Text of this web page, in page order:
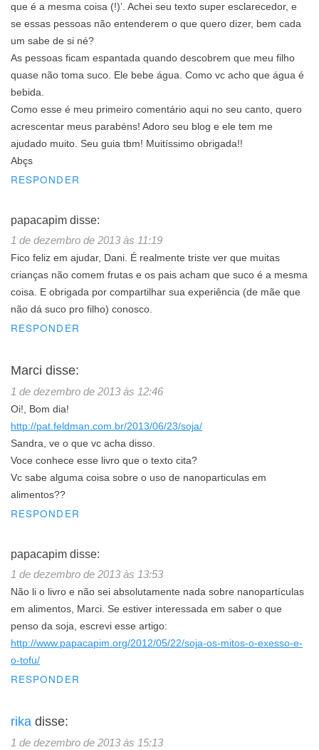
que é a mesma coisa (!)’. Achei seu texto super esclarecedor, e
se essas pessoas não entenderem o que quero dizer, bem cada
um sabe de si né?
As pessoas ficam espantada quando descobrem que meu filho
quase não toma suco. Ele bebe água. Como vc acho que água é
bebida.
Como esse é meu primeiro comentário aqui no seu canto, quero
acrescentar meus parabéns! Adoro seu blog e ele tem me
ajudado muito. Seu guia tbm! Muitíssimo obrigada!!
Abçs
RESPONDER
papacapim disse:
1 de dezembro de 2013 às 11:19
Fico feliz em ajudar, Dani. É realmente triste ver que muitas
crianças não comem frutas e os pais acham que suco é a mesma
coisa. E obrigada por compartilhar sua experiência (de mãe que
não dá suco pro filho) conosco.
RESPONDER
Marci disse:
1 de dezembro de 2013 às 12:46
Oi!, Bom dia!
http://pat.feldman.com.br/2013/06/23/soja/
Sandra, ve o que vc acha disso.
Voce conhece esse livro que o texto cita?
Vc sabe alguma coisa sobre o uso de nanoparticulas em
alimentos??
RESPONDER
papacapim disse:
1 de dezembro de 2013 às 13:53
Não li o livro e não sei absolutamente nada sobre nanopartículas
em alimentos, Marci. Se estiver interessada em saber o que
penso da soja, escrevi esse artigo:
http://www.papacapim.org/2012/05/22/soja-os-mitos-o-exesso-e-
o-tofu/
RESPONDER
rika disse:
1 de dezembro de 2013 às 15:13